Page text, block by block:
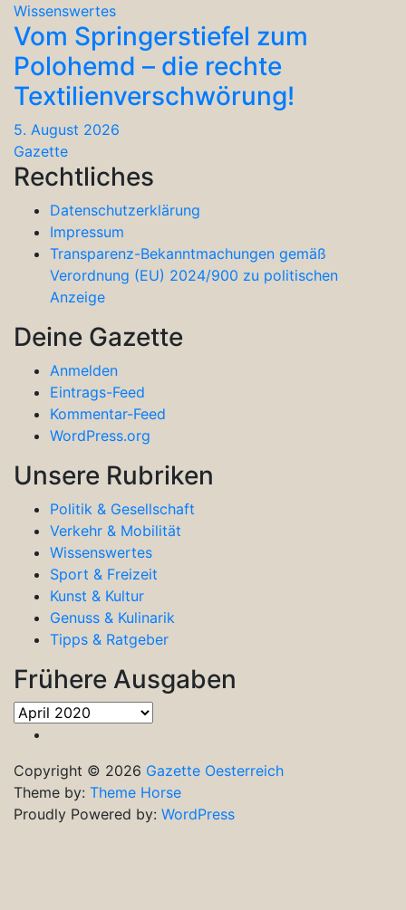
Wissenswertes
Vom Springerstiefel zum
Polohemd – die rechte
Textilienverschwörung!
5. August 2026
Gazette
Rechtliches
Datenschutzerklärung
Impressum
Transparenz-Bekanntmachungen gemäß
Verordnung (EU) 2024/900 zu politischen
Anzeige
Deine Gazette
Anmelden
Eintrags-Feed
Kommentar-Feed
WordPress.org
Unsere Rubriken
Politik & Gesellschaft
Verkehr & Mobilität
Wissenswertes
Sport & Freizeit
Kunst & Kultur
Genuss & Kulinarik
Tipps & Ratgeber
Frühere Ausgaben
Frühere
Ausgaben
Copyright © 2026 Gazette Oesterreich
Theme by: Theme Horse
Proudly Powered by: WordPress